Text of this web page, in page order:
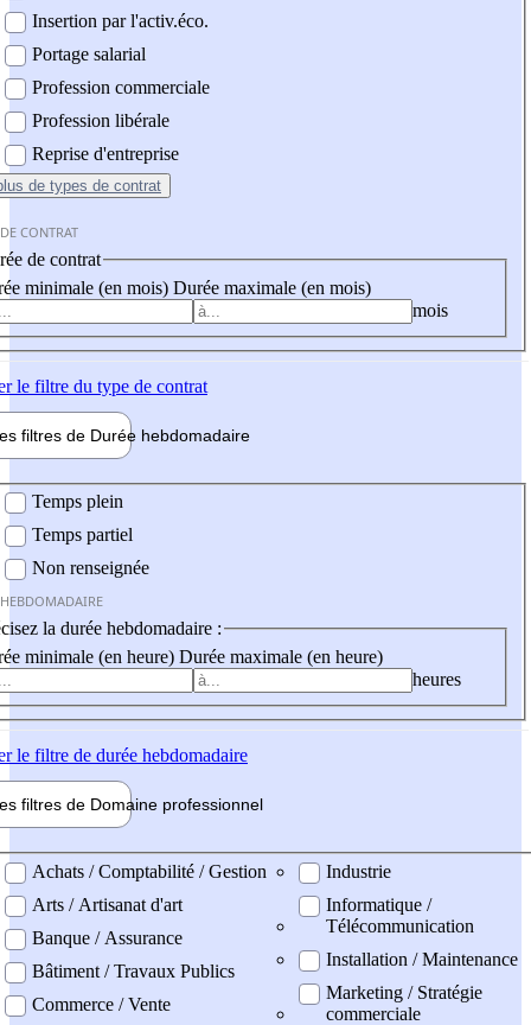
Insertion par l'activ.éco.
Portage salarial
Profession commerciale
Profession libérale
Reprise d'entreprise
de types de contrat
CONTRAT
de contrat
minimale (en mois) Durée maximale (en mois)
mois
le filtre du type de contrat
filtres de Durée hebdomadaire
Temps plein
Temps partiel
Non renseignée
la durée hebdomadaire :
minimale (en heure) Durée maximale (en heure)
heures
le filtre de durée hebdomadaire
filtres de Domaine professionnel
professionel
Achats / Comptabilité / Gestion
Arts / Artisanat d'art
Banque / Assurance
Bâtiment / Travaux Publics
Commerce / Vente
Industrie
Informatique /
Télécommunication
Installation / Maintenance
Marketing / Stratégie
commerciale